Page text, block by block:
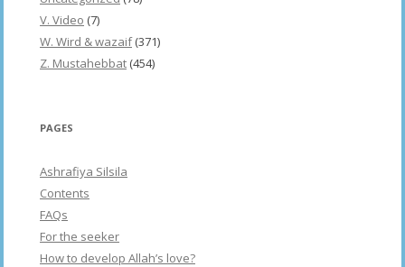
V. Video (7)
W. Wird & wazaif(371)
Z. Mustahebbat (454)
PAGES
Ashrafiya Silsila
Contents
FAQs
For the seeker
How to develop Allah’s love?